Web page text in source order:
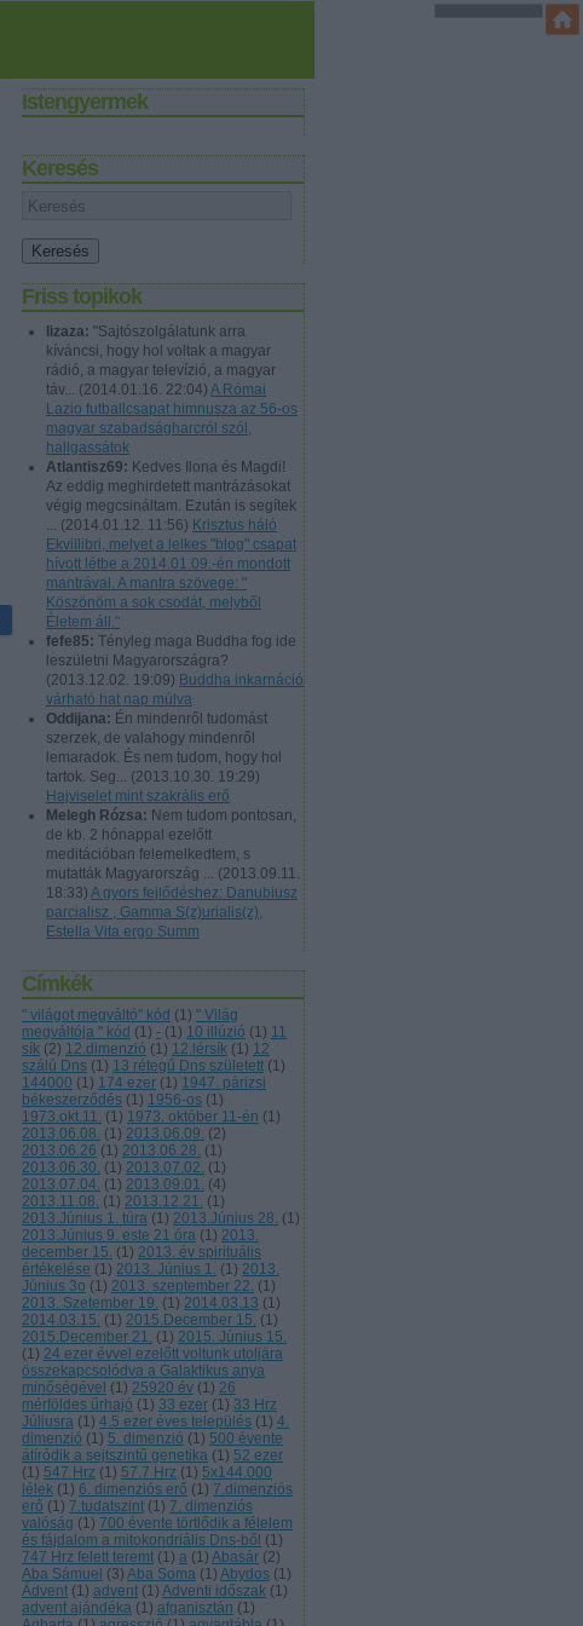
Istengyermek
Keresés
Friss topikok
lizaza: "Sajtószolgálatunk arra
kíváncsi, hogy hol voltak a magyar
rádió, a magyar televízió, a magyar
táv... (2014.01.16. 22:04) A Római
Lazio futballcsapat himnusza az 56-os
magyar szabadságharcról szól,
hallgassátok
Atlantisz69: Kedves Ilona és Magdi!
Az eddig meghirdetett mantrázásokat
végig megcsináltam. Ezután is segítek
... (2014.01.12. 11:56) Krisztus háló
Ekvillibri, melyet a lelkes "blog" csapat
hívott létbe a 2014.01.09.-én mondott
mantrával. A mantra szövege: "
Köszönöm a sok csodát, melyből
Életem áll."
fefe85: Tényleg maga Buddha fog ide
leszületni Magyarországra?
(2013.12.02. 19:09) Buddha inkarnáció
várható hat nap múlva
Oddijana: Én mindenről tudomást
szerzek, de valahogy mindenről
lemaradok. És nem tudom, hogy hol
tartok. Seg... (2013.10.30. 19:29)
Hajviselet mint szakrális erő
Melegh Rózsa: Nem tudom pontosan,
de kb. 2 hónappal ezelőtt
meditációban felemelkedtem, s
mutatták Magyarország ... (2013.09.11.
18:33) A gyors fejlődéshez: Danubiusz
parcialisz , Gamma S(z)urialis(z),
Estella Vita ergo Summ
Címkék
" világot megváltó" kód (1) " Világ
megváltója " kód (1) - (1) 10 illúzió (1) 11
sík (2) 12.dimenzió (1) 12.lérsík (1) 12
szálú Dns (1) 13 rétegű Dns született (1)
144000 (1) 174 ezer (1) 1947. párizsi
békeszerződés (1) 1956-os (1)
1973.okt.11. (1) 1973. október 11-én (1)
2013.06.08. (1) 2013.06.09. (2)
2013.06.26 (1) 2013.06.28. (1)
2013.06.30. (1) 2013.07.02. (1)
2013.07.04. (1) 2013.09.01. (4)
2013.11.08. (1) 2013.12.21. (1)
2013.Június 1. túra (1) 2013.Június 28. (1)
2013.Június 9. este 21 óra (1) 2013.
december 15. (1) 2013. év spirituális
értékelése (1) 2013. Június 1. (1) 2013.
Június 3o (1) 2013. szeptember 22. (1)
2013. Szetember 19. (1) 2014.03.13 (1)
2014.03.15. (1) 2015.December 15. (1)
2015.December 21. (1) 2015. Június 15.
(1) 24 ezer évvel ezelőtt voltunk utoljára
összekapcsolódva a Galaktikus anya
minőségével (1) 25920 év (1) 26
mérföldes űrhajó (1) 33 ezer (1) 33 Hrz
Júliusra (1) 4.5 ezer éves település (1) 4.
dimenzió (1) 5. dimenzió (1) 500 évente
átíródik a sejtszintű genetika (1) 52 ezer
(1) 547 Hrz (1) 57.7 Hrz (1) 5x144.000
lélek (1) 6. dimenziós erő (1) 7.dimenziós
erő (1) 7.tudatszint (1) 7. dimenziós
valóság (1) 700 évente törtlődik a félelem
és fájdalom a mitokondriális Dns-ből (1)
747 Hrz felett teremt (1) a (1) Abasár (2)
Aba Sámuel (3) Aba Soma (1) Abydos (1)
Ádvent (1) advent (1) Adventi időszak (1)
advent ajándéka (1) afganisztán (1)